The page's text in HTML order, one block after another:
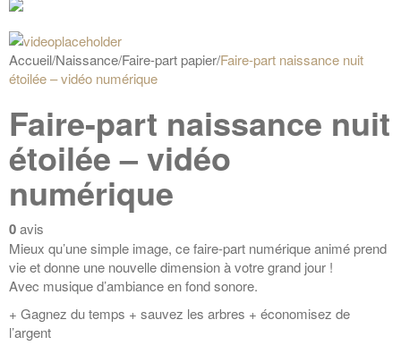
Accueil/Naissance/Faire-part papier/Faire-part naissance nuit
étoilée – vidéo numérique
Faire-part naissance nuit
étoilée – vidéo
numérique
0avis
Mieux qu’une simple image, ce faire-part numérique animé prend
vie et donne une nouvelle dimension à votre grand jour !
Avec musique d’ambiance en fond sonore.
+ Gagnez du temps + sauvez les arbres + économisez de
l’argent